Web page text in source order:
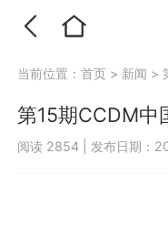
当前位置：首页 > 新闻 >
第15期CCDM中
阅读 2854 发布日期：